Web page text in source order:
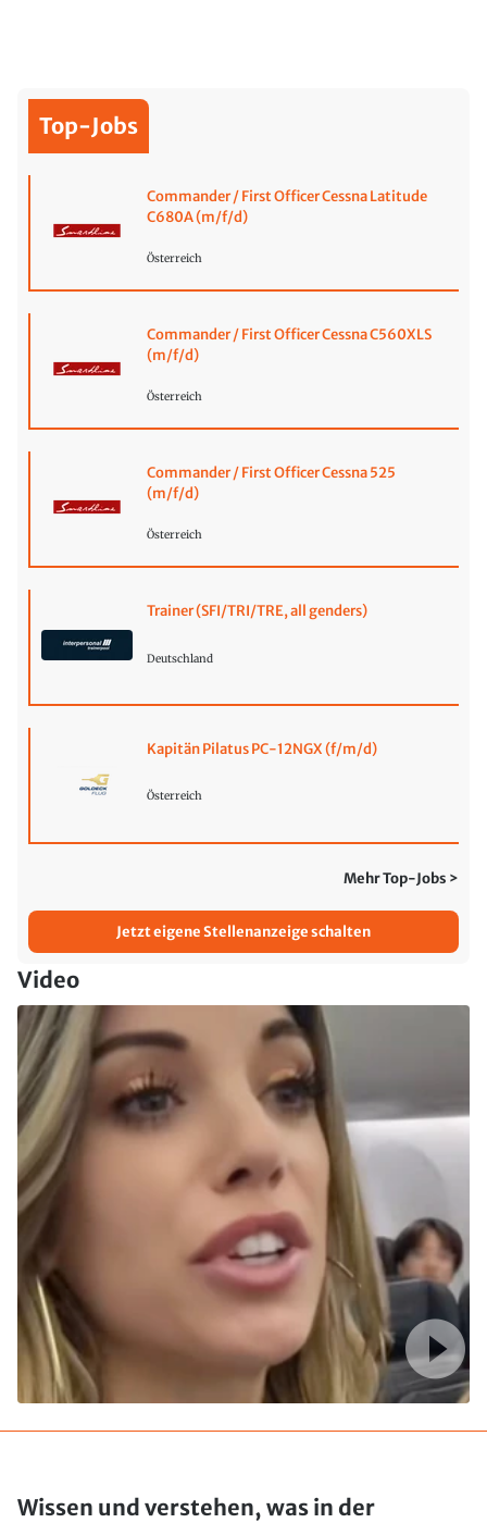
Top-Jobs
Commander / First Officer Cessna Latitude
C680A (m/f/d)
Österreich
Commander / First Officer Cessna C560XLS
(m/f/d)
Österreich
Commander / First Officer Cessna 525
(m/f/d)
Österreich
Trainer (SFI/TRI/TRE, all genders)
Deutschland
Kapitän Pilatus PC-12NGX (f/m/d)
Österreich
Mehr Top-Jobs >
Jetzt eigene Stellenanzeige schalten
Video
Wissen und verstehen, was in der